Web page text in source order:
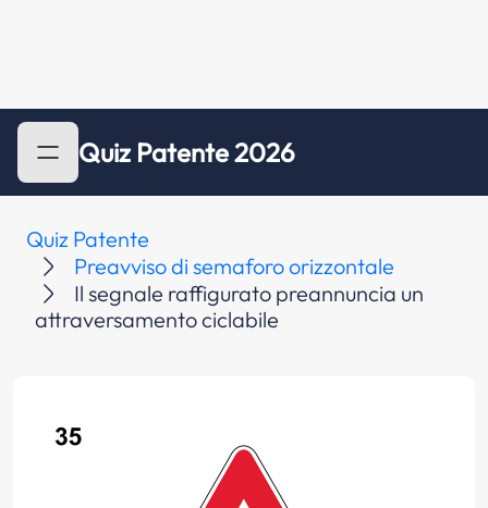
Quiz Patente 2026
Quiz Patente
Preavviso di semaforo orizzontale
Il segnale raffigurato preannuncia un
attraversamento ciclabile